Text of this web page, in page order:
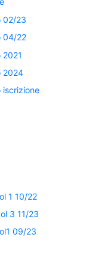
02/23
04/22
2024
iscrizione
1 10/22
3 11/23
09/23